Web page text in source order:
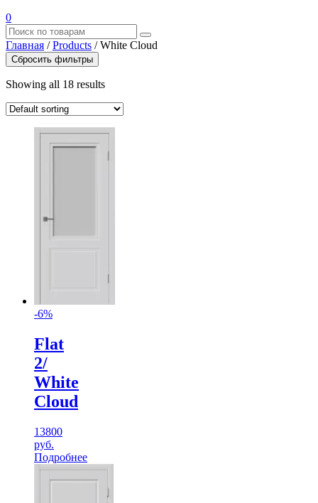
0
Главная /Products /White Cloud
Сбросить фильтры
Showing all 18 results
-6%
Flat
2/
White
Cloud
13800
руб.
Подробнее